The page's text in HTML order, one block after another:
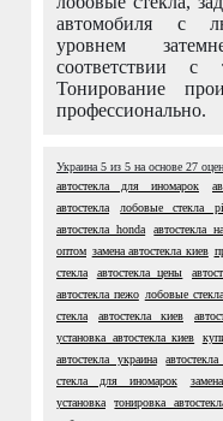
автомобиля с
уровнем
соответствии с
Тонирование
профессионально.
Украина 5 из 5 на основе 27
автостекла для иномарок
автостекла
лобовые стекла
автостекла honda
автостекла
оптом замена автостекла киев
стекла
автостекла цены
автостекла пежо лобовые
стекла
автостекла киев
установка автостекла киев
автостекла украина
стекла для иномарок
установка
тонировка